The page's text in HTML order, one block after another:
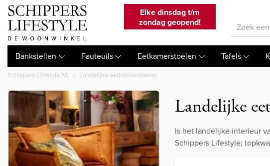
Elke dinsdag t/m
zondag geopend!
Bankstellen Fauteuils Eetkamerstoelen Tafels
Schippers Lifestyle NL Landelijke eetkamerstoelen
Landelijke
Is het landelijke interieur
Schippers Lifestyle;